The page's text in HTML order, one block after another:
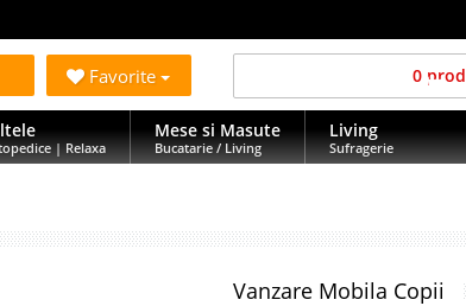
Favorite 0
| Relaxa
Mese si Masute
Bucatarie / Living
Living
Sufragerie
Vanzare Mobila Copii